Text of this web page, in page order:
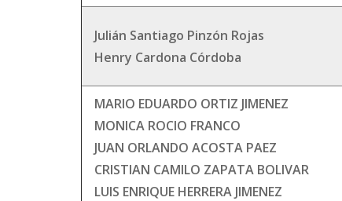
Julián Santiago Pinzón Rojas
Henry Cardona Córdoba
MARIO EDUARDO ORTIZ JIMENEZ
MONICA ROCIO FRANCO
JUAN ORLANDO ACOSTA PAEZ
CRISTIAN CAMILO ZAPATA BOLIVAR
LUIS ENRIQUE HERRERA JIMENEZ